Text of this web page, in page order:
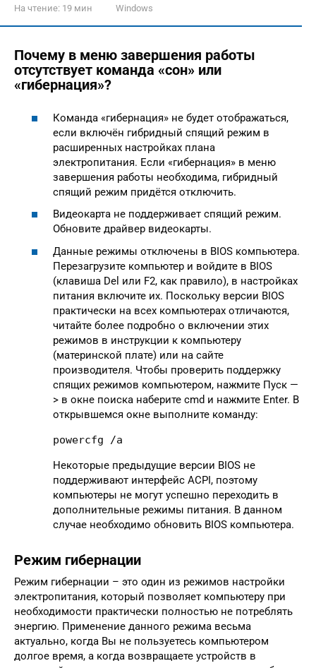
На чтение: 19 мин Windows
Почему в меню завершения работы
отсутствует команда «сон» или
«гибернация»?
Команда «гибернация» не будет отображаться,
если включён гибридный спящий режим в
расширенных настройках плана
электропитания. Если «гибернация» в меню
завершения работы необходима, гибридный
спящий режим придётся отключить.
Видеокарта не поддерживает спящий режим.
Обновите драйвер видеокарты.
Данные режимы отключены в BIOS компьютера.
Перезагрузите компьютер и войдите в BIOS
(клавиша Del или F2, как правило), в настройках
питания включите их. Поскольку версии BIOS
практически на всех компьютерах отличаются,
читайте более подробно о включении этих
режимов в инструкции к компьютеру
(материнской плате) или на сайте
производителя. Чтобы проверить поддержку
спящих режимов компьютером, нажмите Пуск —
> в окне поиска наберите cmd и нажмите Enter. В
открывшемся окне выполните команду:
powercfg /a
Некоторые предыдущие версии BIOS не
поддерживают интерфейс ACPI, поэтому
компьютеры не могут успешно переходить в
дополнительные режимы питания. В данном
случае необходимо обновить BIOS компьютера.
Режим гибернации
Режим гибернации – это один из режимов настройки
электропитания, который позволяет компьютеру при
необходимости практически полностью не потреблять
энергию. Применение данного режима весьма
актуально, когда Вы не пользуетесь компьютером
долгое время, а когда возвращаете устройств в